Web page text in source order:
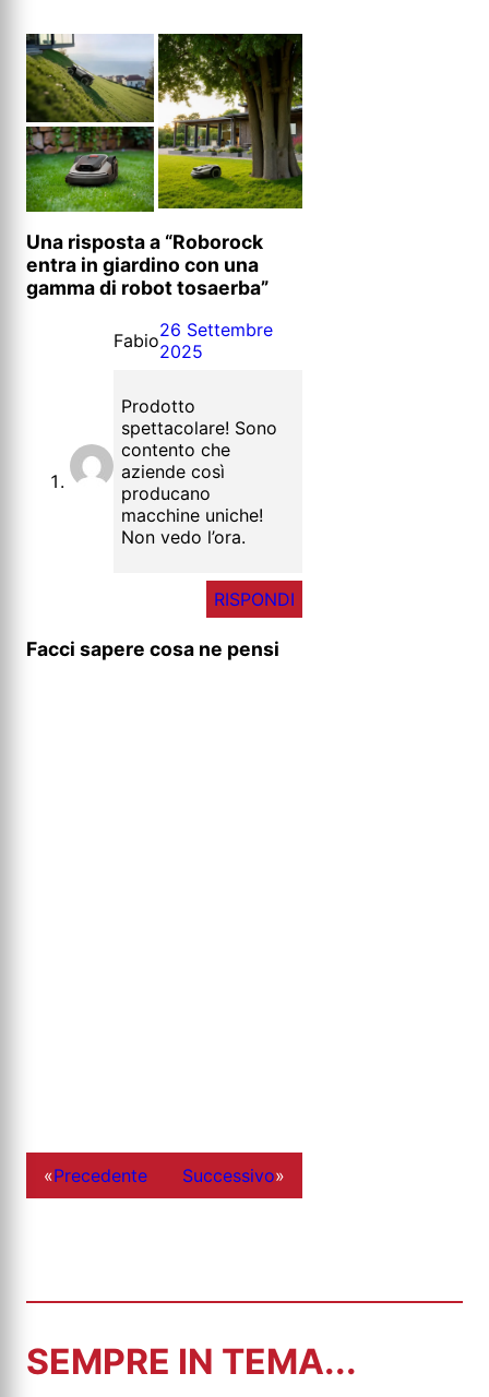
Una risposta a “Roborock
entra in giardino con una
gamma di robot tosaerba”
Fabio26 Settembre
2025
Prodotto
spettacolare! Sono
contento che
aziende così
producano
macchine uniche!
Non vedo l’ora.
RISPONDI
Facci sapere cosa ne pensi
«Precedente Successivo»
SEMPRE IN TEMA...